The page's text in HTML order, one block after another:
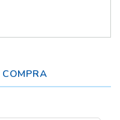
COMPRA